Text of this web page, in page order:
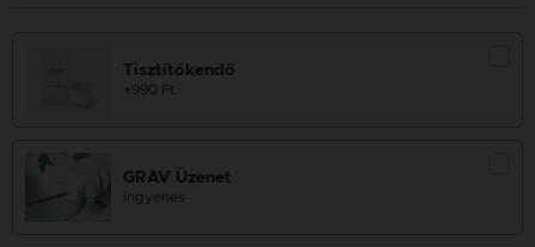
Tisztítókendő
+990 Ft
GRAV Üzenet
ingyenes